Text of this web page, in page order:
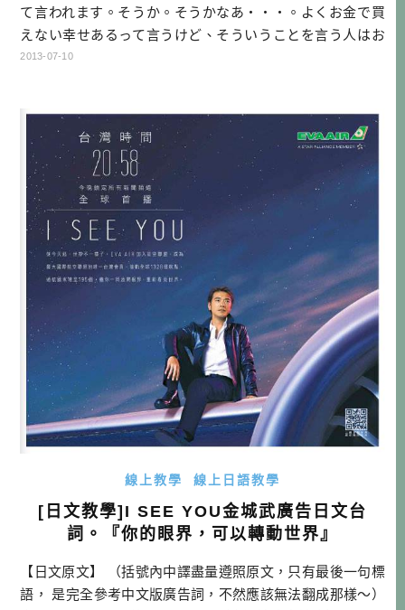
て言われます。そうか。そうかなあ・・・。よくお金で買
えない幸せあるって言うけど、そういうことを言う人はお
金持ってて、わたしはとにかく まず お金で買える幸せが欲
什麼有錢也買不到的幸福，不過會這樣說的人，通常都蠻有
錢的。我倒是想要那種用 […]…
2013-07-10
線上教學 線上日語教學
[日文教學]I SEE YOU金城武廣告日文台
詞。『你的眼界，可以轉動世界』
【日文原文】 （括號內中譯盡量遵照原文，只有最後一句標
語， 是完全參考中文版廣告詞，不然應該無法翻成那樣～）